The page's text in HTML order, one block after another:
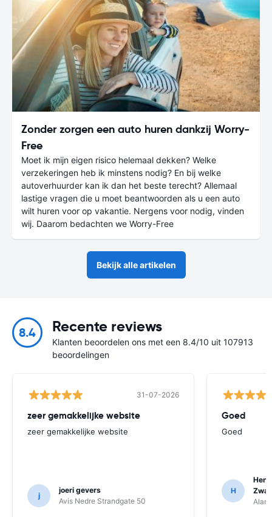
Zonder zorgen een auto huren dankzij Worry-
Free
Moet ik mijn eigen risico helemaal dekken? Welke
verzekeringen heb ik minstens nodig? En bij welke
autoverhuurder kan ik dan het beste terecht? Allemaal
lastige vragen die u moet beantwoorden als u een auto
wilt huren voor op vakantie. Nergens voor nodig, vinden
wij. Daarom bedachten we Worry-Free
Bekijk alle artikelen
8.4 Recente reviews
Klanten beoordelen ons met een 8.4/10 uit 107913
beoordelingen
31-07-2026
zeer gemakkelijke website
zeer gemakkelijke website
j
joeri gevers
Avis Nedre Strandgate 50
Goed
Goed
H